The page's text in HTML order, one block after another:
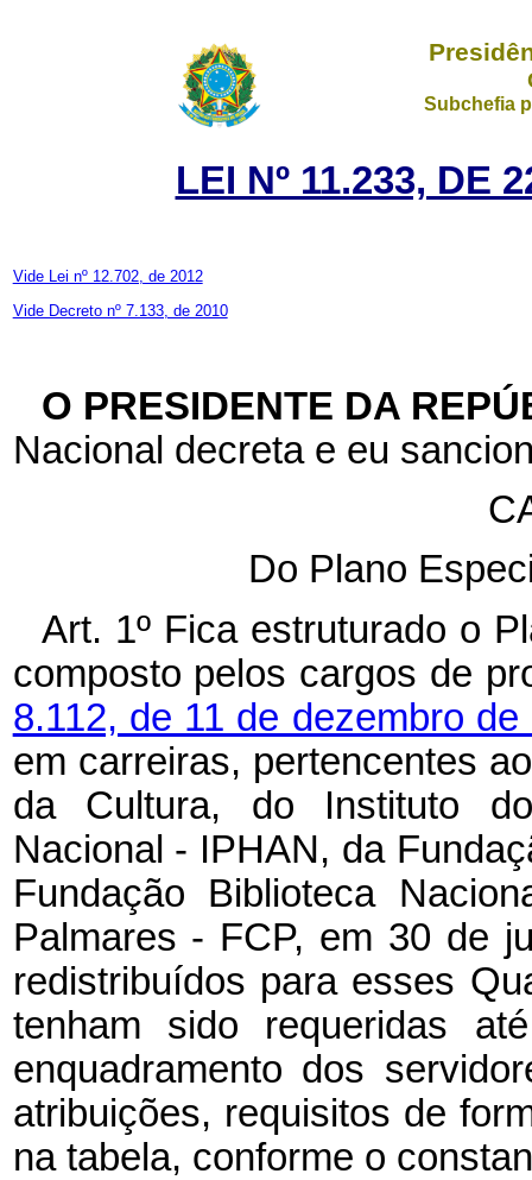
Subchefia
LEI Nº 11.233, DE
Vide Lei nº 12.702, de 2012
Vide Decreto nº 7.133, de 2010
O PRESIDENTE DA
Nacional decreta e eu
Do Plano
Art. 1º Fica estruturado o
composto pelos cargos de
8.112, de 11 de dezembro
em carreiras, pertencentes
da Cultura, do Instituto
Nacional - IPHAN, da
Fundação Biblioteca
Palmares - FCP, em 30 de
redistribuídos para esses
tenham sido requeridas
enquadramento dos
atribuições, requisitos de
na tabela, conforme o